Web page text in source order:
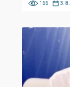
166 3.